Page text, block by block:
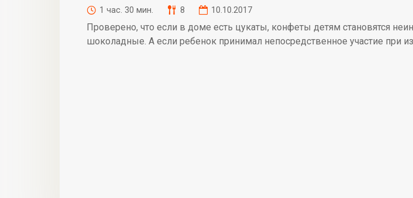
1 час. 30 мин. 8 10.10.2017
Проверено, что если в доме есть цукаты, конфеты детям становятся
шоколадные. А если ребенок принимал непосредственное участие при